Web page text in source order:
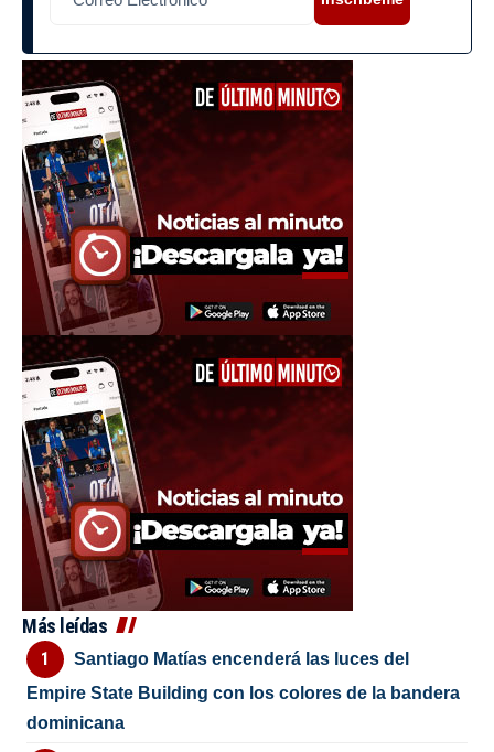
Más leídas
Santiago Matías encenderá las luces del
Empire State Building con los colores de la bandera
dominicana